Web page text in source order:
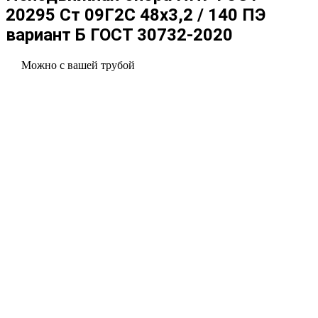
20295 Ст 09Г2С 48x3,2 / 140 ПЭ
вариант Б ГОСТ 30732-2020
Можно с вашей трубой